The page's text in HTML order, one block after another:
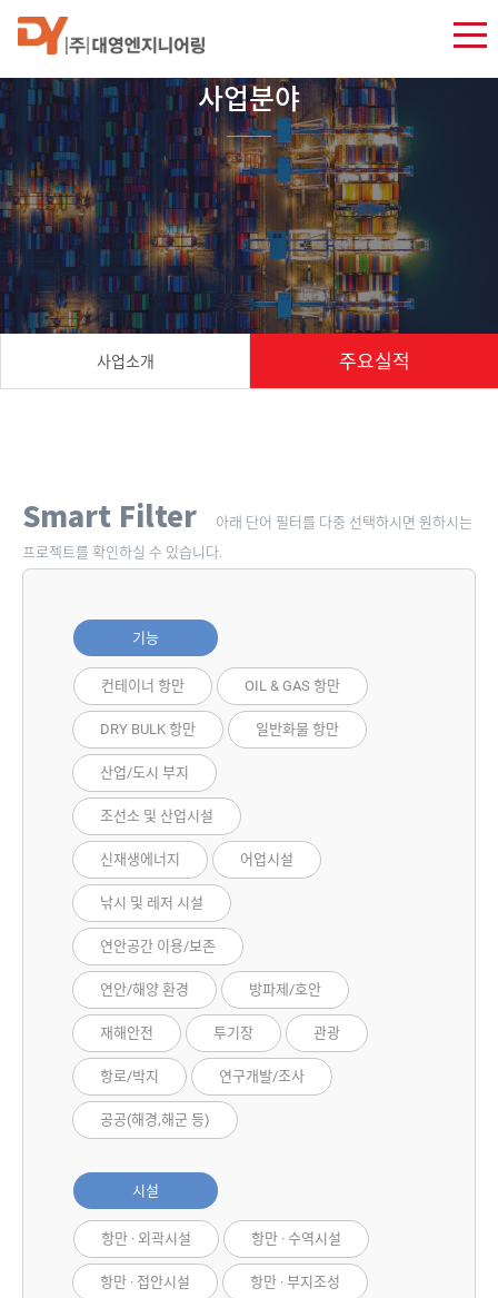
사업소개 주요실적
사업분야
Smart Filter
아래 단어 필터를 다중 선택하시면 원하시는
프로젝트를 확인하실 수 있습니다.
기능
컨테이너 항만 OIL & GAS 항만
DRY BULK 항만 일반화물 항만
산업/도시 부지
조선소 및 산업시설
신재생에너지 어업시설
낚시 및 레저 시설
연안공간 이용/보존
연안/해양 환경 방파제/호안
재해안전 투기장 관광
항로/박지 연구개발/조사
공공(해경,해군 등)
시설
항만 · 외곽시설 항만 · 수역시설
항만 · 접안시설 항만 · 부지조성